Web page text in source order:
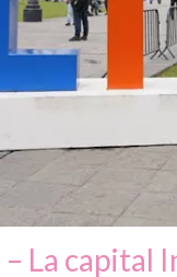
La capital